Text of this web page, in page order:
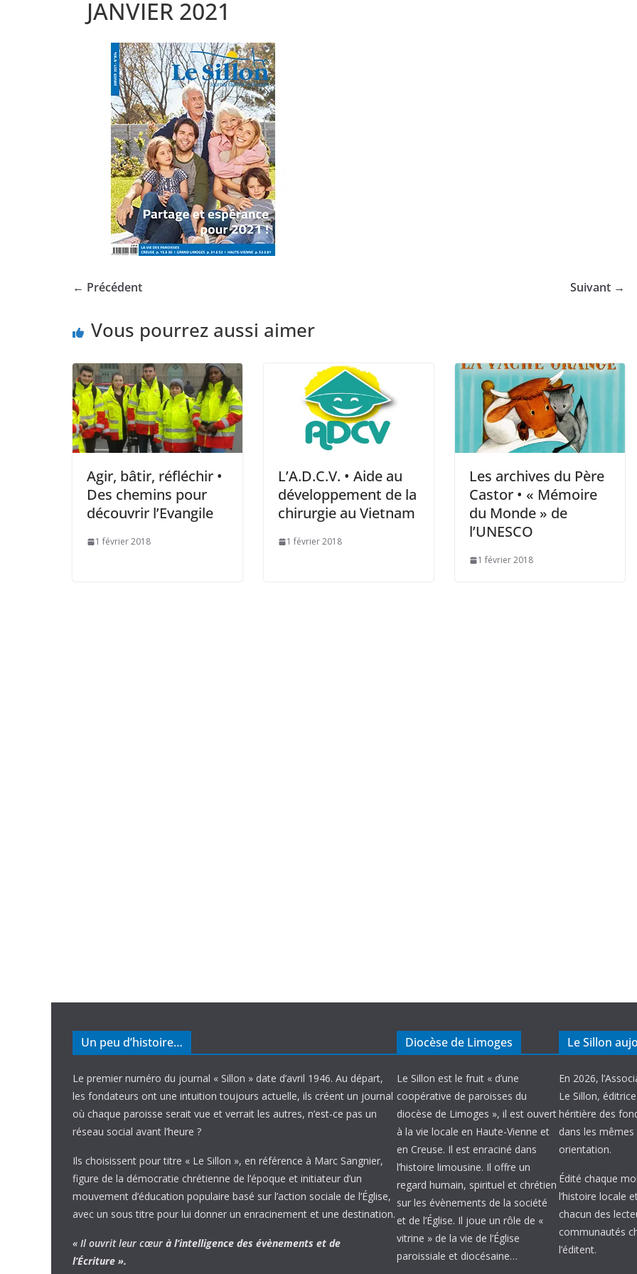
JANVIER 2021
← Précédent Suivant →
Vous pourrez aussi aimer
Agir, bâtir, réfléchir •
Des chemins pour
découvrir l’Evangile
1 février 2018
L’A.D.C.V. • Aide au
développement de la
chirurgie au Vietnam
1 février 2018
Les archives du Père
Castor • « Mémoire
du Monde » de
l’UNESCO
1 février 2018
Un peu d’histoire…
Le premier numéro du journal « Sillon » date d’avril 1946. Au départ,
les fondateurs ont une intuition toujours actuelle, ils créent un journal
où chaque paroisse serait vue et verrait les autres, n’est-ce pas un
réseau social avant l’heure ?
Ils choisissent pour titre « Le Sillon », en référence à Marc Sangnier,
figure de la démocratie chrétienne de l’époque et initiateur d’un
mouvement d’éducation populaire basé sur l’action sociale de l’Église,
avec un sous titre pour lui donner un enracinement et une destination.
« Il ouvrit leur cœur à l’intelligence des évènements et de
l’Écriture ».
Diocèse de Limoges
Le Sillon est le fruit « d’une
coopérative de paroisses du
diocèse de Limoges », il est ouvert
à la vie locale en Haute-Vienne et
en Creuse. Il est enraciné dans
l’histoire limousine. Il offre un
regard humain, spirituel et chrétien
sur les évènements de la société
et de l’Église. Il joue un rôle de «
vitrine » de la vie de l’Église
paroissiale et diocésaine…
Le Sillon
En 2026,
Le Sillon,
héritière des
dans les
orientation.
Édité chaque
l’histoire locale
chacun des
communautés
l’éditent.